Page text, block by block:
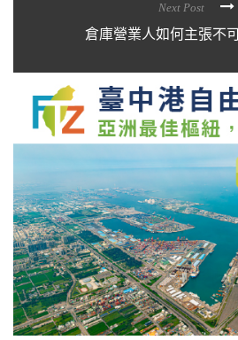
Next Post
倉庫營業人如何主張不